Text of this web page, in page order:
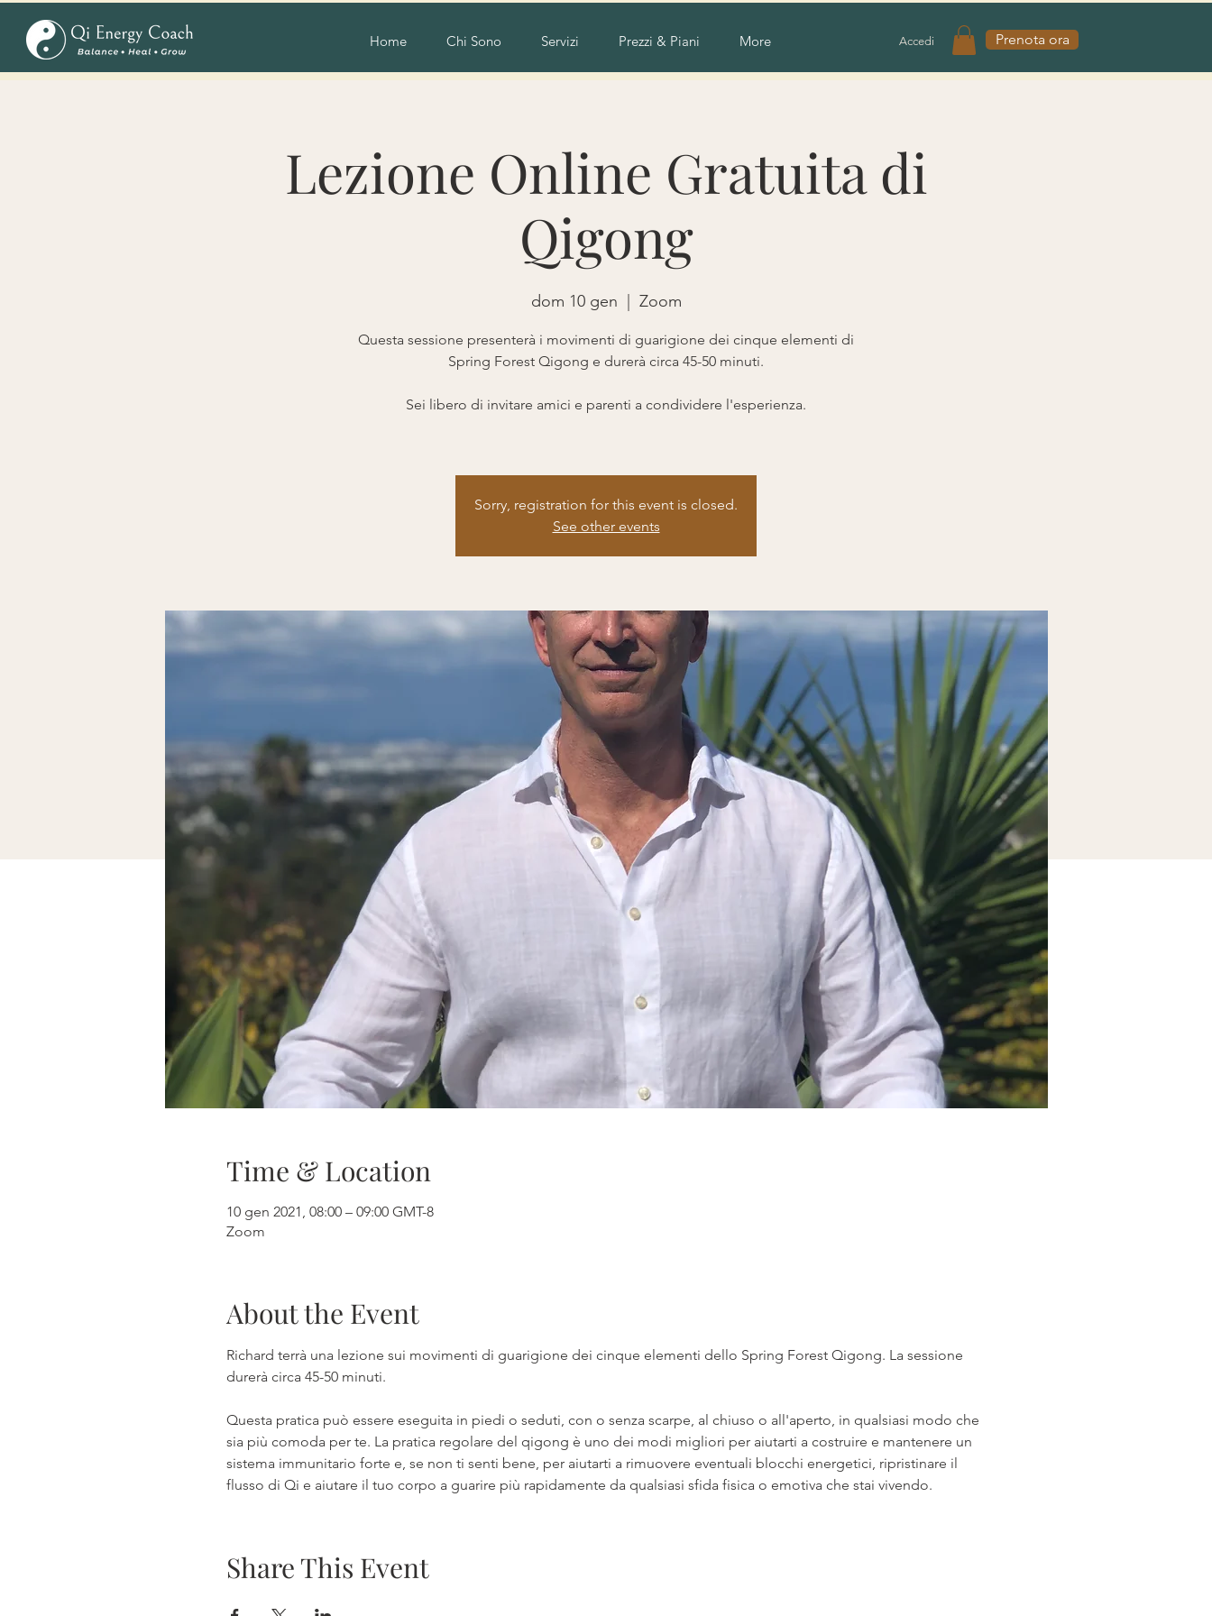
Home Chi Sono Servizi Prezzi & Piani More Accedi Prenota ora
Lezione Online Gratuita di
Qigong
dom 10 gen Zoom
Questa sessione presenterà i movimenti di guarigione dei cinque elementi di
Spring Forest Qigong e durerà circa 45-50 minuti.
Sei libero di invitare amici e parenti a condividere l'esperienza.
Sorry, registration for this event is closed.
See other events
Time & Location
10 gen 2021, 08:00 – 09:00 GMT-8
Zoom
About the Event
Richard terrà una lezione sui movimenti di guarigione dei cinque elementi dello Spring Forest Qigong. La sessione
durerà circa 45-50 minuti.
Questa pratica può essere eseguita in piedi o seduti, con o senza scarpe, al chiuso o all'aperto, in qualsiasi modo che
sia più comoda per te. La pratica regolare del qigong è uno dei modi migliori per aiutarti a costruire e mantenere un
sistema immunitario forte e, se non ti senti bene, per aiutarti a rimuovere eventuali blocchi energetici, ripristinare il
flusso di Qi e aiutare il tuo corpo a guarire più rapidamente da qualsiasi sfida fisica o emotiva che stai vivendo.
Share This Event